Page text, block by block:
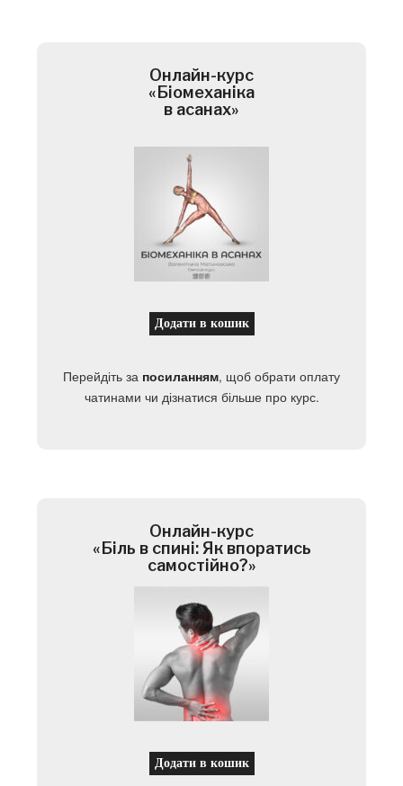
Онлайн-курс
«Біомеханіка
в асанах»
Додати в кошик
Перейдіть за посиланням, щоб обрати оплату
чатинами чи дізнатися більше про курс.
Онлайн-курс
«Біль в спині: Як впоратись
самостійно?»
Додати в кошик